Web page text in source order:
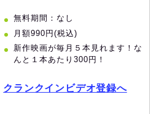
無料期間：なし
月額990円(税込)
新作映画が毎月５本見れます！な
んと１本あたり300円！
クランクインビデオ登録へ